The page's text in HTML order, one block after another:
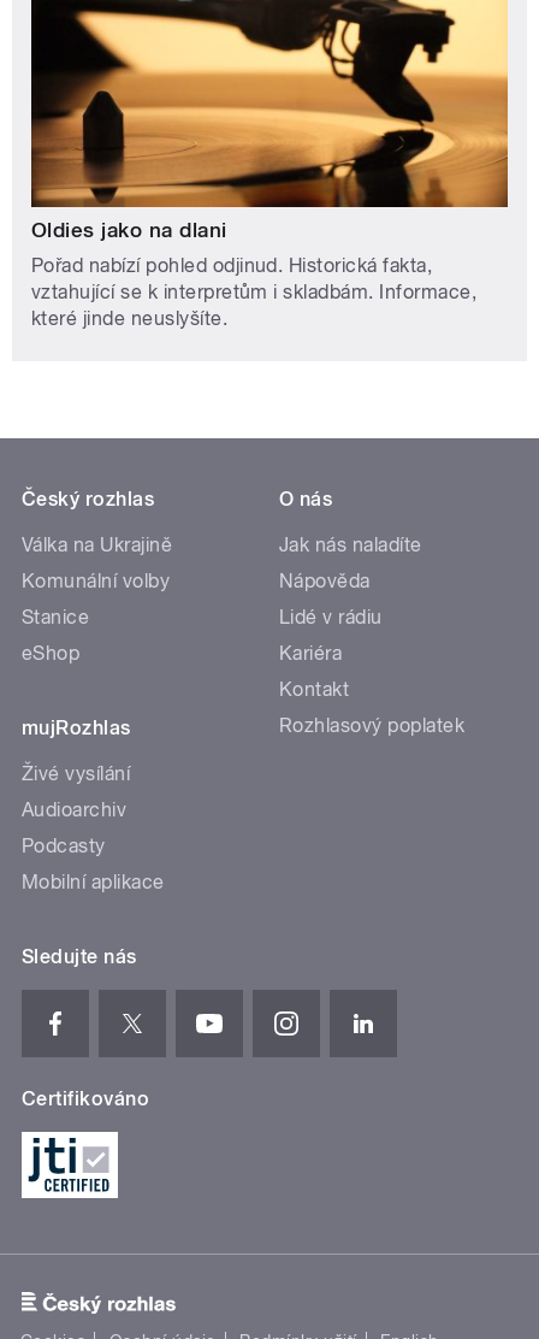
Oldies jako na dlani
Pořad nabízí pohled odjinud. Historická fakta,
vztahující se k interpretům i skladbám. Informace,
které jinde neuslyšíte.
Český rozhlas
Válka na Ukrajině
Komunální volby
Stanice
eShop
mujRozhlas
Živé vysílání
Audioarchiv
Podcasty
Mobilní aplikace
O nás
Jak nás naladíte
Nápověda
Lidé v rádiu
Kariéra
Kontakt
Rozhlasový poplatek
Sledujte nás
Certifikováno